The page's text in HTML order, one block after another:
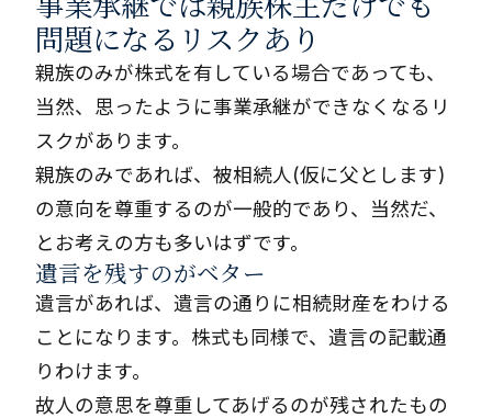
問題になるリスクあり
親族のみが株式を有している場合であっても、
当然、思ったように事業承継ができなくなるリ
スクがあります。
親族のみであれば、被相続人(仮に父とします)
の意向を尊重するのが一般的であり、当然だ、
とお考えの方も多いはずです。
遺言を残すのがベター
遺言があれば、遺言の通りに相続財産をわける
ことになります。株式も同様で、遺言の記載通
りわけます。
故人の意思を尊重してあげるのが残されたもの